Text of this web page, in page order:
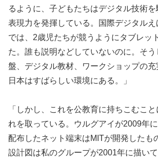
るように、子どもたちはデジタル技術
表現力を発揮している。国際デジタル
では、2歳児たちが競うようにタブレッ
た。誰も説明などしていないのに。そ
盤、デジタル教材、ワークショップの充
日本はすばらしい環境にある。」
「しかし、これを公教育に持ちこむこ
れを取っている。ウルグアイが2009年
配布したネット端末はMITが開発したも
設計図は私のグループが2001年に描い